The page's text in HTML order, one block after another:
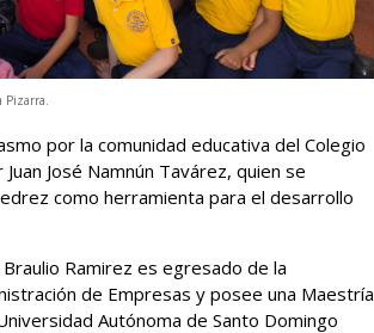
Pizarra.
por la comunidad educativa del Colegio
José Namnún Tavárez, quien se
como herramienta para el desarrollo
Ramirez es egresado de la
de Empresas y posee una Maestría
Autónoma de Santo Domingo